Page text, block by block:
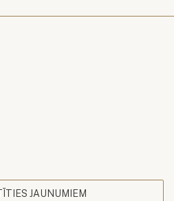
JAUNUMIEM